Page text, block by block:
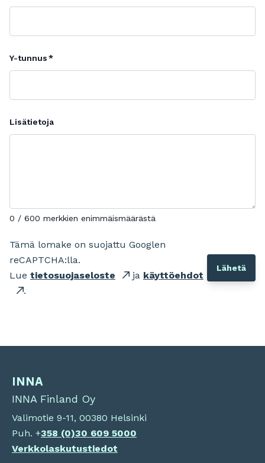
Y-tunnus
Lisätietoja
0 / 600 merkkien enimmäismäärästä
Tämä lomake on suojattu Googlen
reCAPTCHA:lla.
Lue tietosuojaseloste ja käyttöehdot
.
INNA
INNA Finland Oy
Valimotie 9-11, 00380 Helsinki
Puh. +358 (0)30 609 5000
Verkkolaskutustiedot